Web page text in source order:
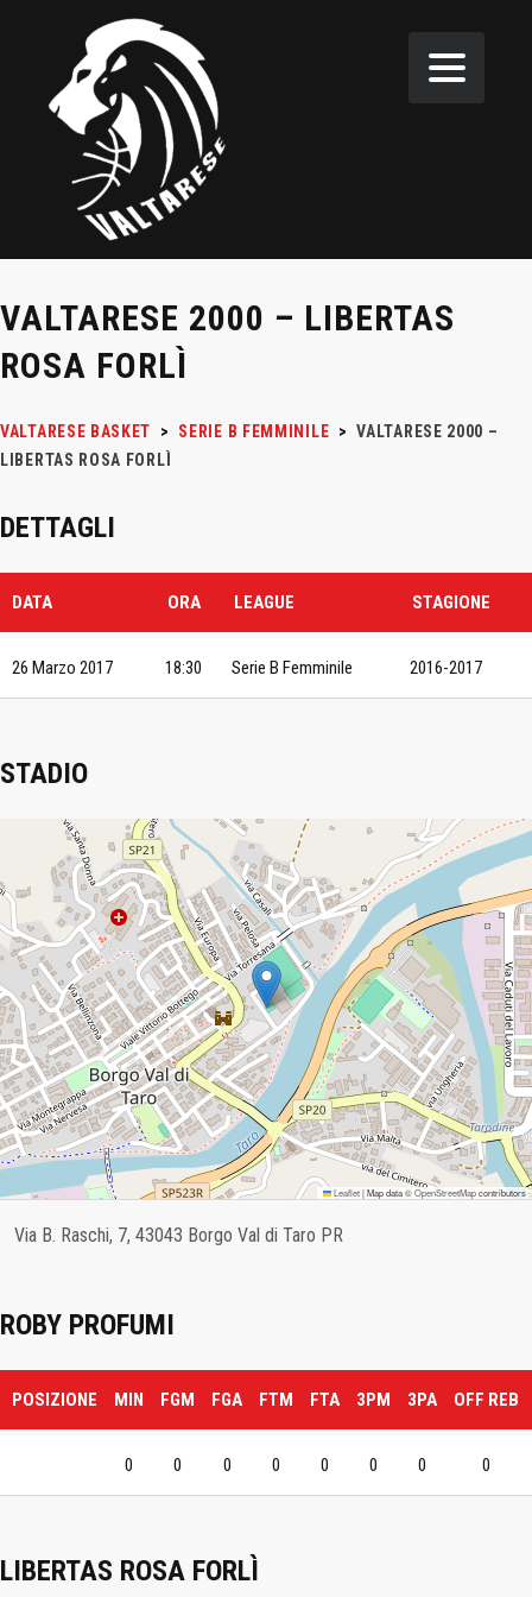
VALTARESE 2000 – LIBERTAS
ROSA FORLÌ
VALTARESE BASKET > SERIE B FEMMINILE > VALTARESE 2000 –
LIBERTAS ROSA FORLÌ
DETTAGLI
DATA ORA LEAGUE STAGIONE
26 Marzo 2017 18:30 Serie B Femminile 2016-2017
STADIO
Leaflet|Map data ©OpenStreetMapcontributors
Via B. Raschi, 7, 43043 Borgo Val di Taro PR
ROBY PROFUMI
POSIZIONE MIN FGM FGA FTM FTA 3PM 3PA OFF REB
0 0 0 0 0 0 0 0
LIBERTAS ROSA FORLÌ